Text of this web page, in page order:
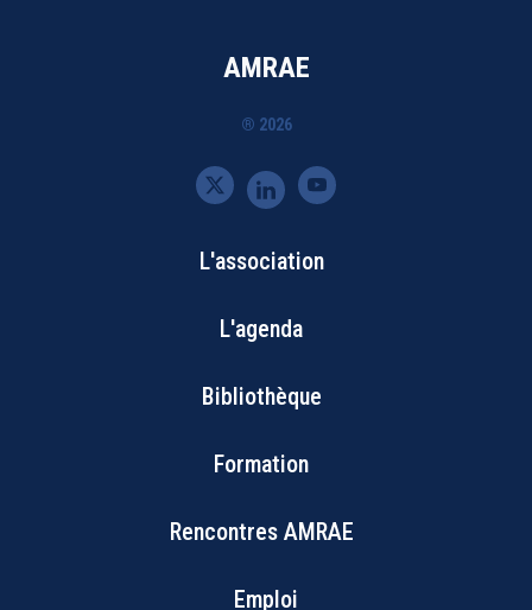
AMRAE
® 2026
Bottom
Footer
Menu
L'association
L'agenda
Bibliothèque
Formation
Rencontres AMRAE
Emploi